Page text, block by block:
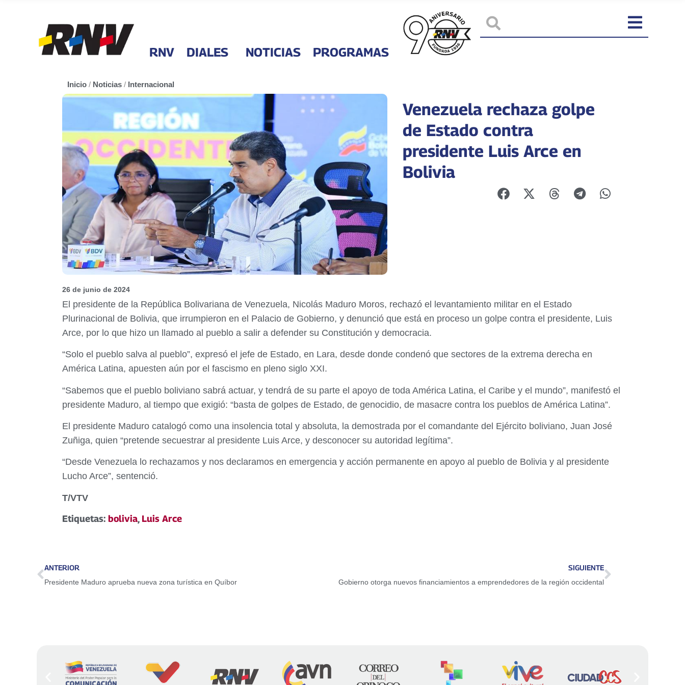
RNV DIALES NOTICIAS PROGRAMAS
Inicio / Noticias / Internacional
Venezuela rechaza golpe
de Estado contra
presidente Luis Arce en
Bolivia
26 de junio de 2024
El presidente de la República Bolivariana de Venezuela, Nicolás Maduro Moros, rechazó el levantamiento militar en el Estado
Plurinacional de Bolivia, que irrumpieron en el Palacio de Gobierno, y denunció que está en proceso un golpe contra el presidente, Luis
Arce, por lo que hizo un llamado al pueblo a salir a defender su Constitución y democracia.
“Solo el pueblo salva al pueblo”, expresó el jefe de Estado, en Lara, desde donde condenó que sectores de la extrema derecha en
América Latina, apuesten aún por el fascismo en pleno siglo XXI.
“Sabemos que el pueblo boliviano sabrá actuar, y tendrá de su parte el apoyo de toda América Latina, el Caribe y el mundo”, manifestó el
presidente Maduro, al tiempo que exigió: “basta de golpes de Estado, de genocidio, de masacre contra los pueblos de América Latina”.
El presidente Maduro catalogó como una insolencia total y absoluta, la demostrada por el comandante del Ejército boliviano, Juan José
Zuñiga, quien “pretende secuestrar al presidente Luis Arce, y desconocer su autoridad legítima”.
“Desde Venezuela lo rechazamos y nos declaramos en emergencia y acción permanente en apoyo al pueblo de Bolivia y al presidente
Lucho Arce”, sentenció.
T/VTV
Etiquetas: bolivia, Luis Arce
ANTERIOR
Presidente Maduro aprueba nueva zona turística en Quíbor
SIGUIENTE
Gobierno otorga nuevos financiamientos a emprendedores de la región occidental